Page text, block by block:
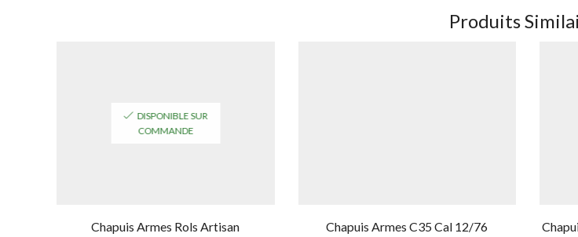
Produits
DISPONIBLE SUR
COMMANDE
Chapuis Armes Rols Artisan Chapuis Armes C35 Cal 12/76